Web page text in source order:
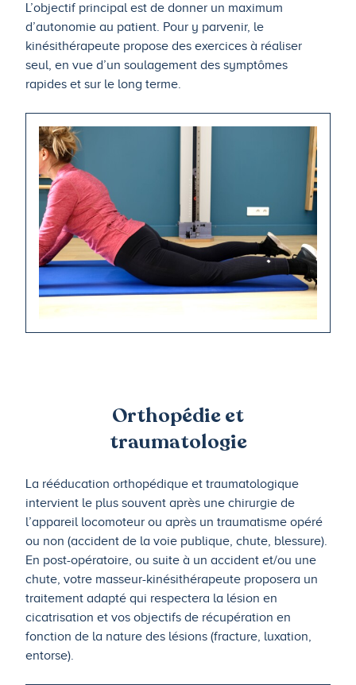
L’objectif principal est de donner un maximum
d’autonomie au patient. Pour y parvenir, le
kinésithérapeute propose des exercices à réaliser
seul, en vue d’un soulagement des symptômes
rapides et sur le long terme.
Orthopédie et
traumatologie
La rééducation orthopédique et traumatologique
intervient le plus souvent après une chirurgie de
l’appareil locomoteur ou après un traumatisme opéré
ou non (accident de la voie publique, chute, blessure).
En post-opératoire, ou suite à un accident et/ou une
chute, votre masseur-kinésithérapeute proposera un
traitement adapté qui respectera la lésion en
cicatrisation et vos objectifs de récupération en
fonction de la nature des lésions (fracture, luxation,
entorse).